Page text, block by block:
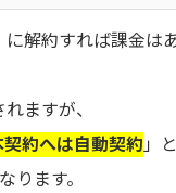
に解約すれば課金は
ますが、
約へは自動契約」
ます。